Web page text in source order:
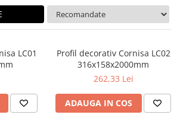
de exterior tip
LC01
Profil decorativ Cornisa LC02
316x158x2000mm
262,33 Lei
ADAUGA IN COS